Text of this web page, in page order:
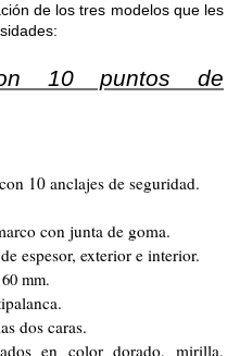
de los tres modelos que les
10 puntos de
10 anclajes de seguridad.
con junta de goma.
espesor, exterior e interior.
mm.
dos caras.
en color dorado, mirilla,